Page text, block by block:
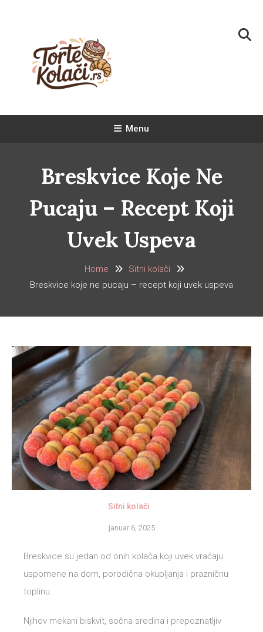
Najlepši recepti za domaće poslastice
Menu
Breskvice Koje Ne
Pucaju – Recept Koji
Uvek Uspeva
Home
Sitni kolači
Breskvice koje ne pucaju – recept koji uvek uspeva
Sitni kolači
januar 6, 2025
Breskvice su jedan od onih kolača koji uvek vraćaju
uspomene na dom, porodična okupljanja i prazničnu
toplinu.
Njihov mekani biskvit, sočna sredina i prepoznatljiv